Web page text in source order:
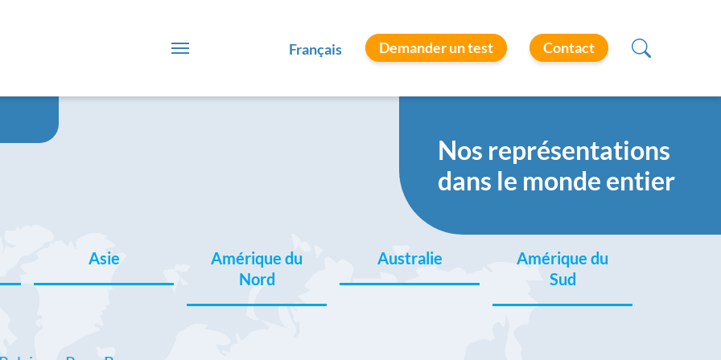
Français Demander un test Contact
Nos représentations
dans le monde entier
Asie
Amérique du
Nord
Australie
Amérique du
Sud